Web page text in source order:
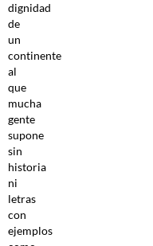
dignidad
de
un
continente
al
que
mucha
gente
supone
sin
historia
ni
letras
con
ejemplos